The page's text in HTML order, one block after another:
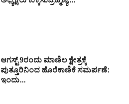
ಆಗಸ್ಟ್ 9ರಂದು ಮಾಣಿಲ ಕ್ಷೇತ್ರಕ್ಕೆ
ಪುತ್ತೂರಿನಿಂದ ಹೊರೆಕಾಣಿಕೆ ಸಮರ್ಪಣೆ:
ಇಂದು…